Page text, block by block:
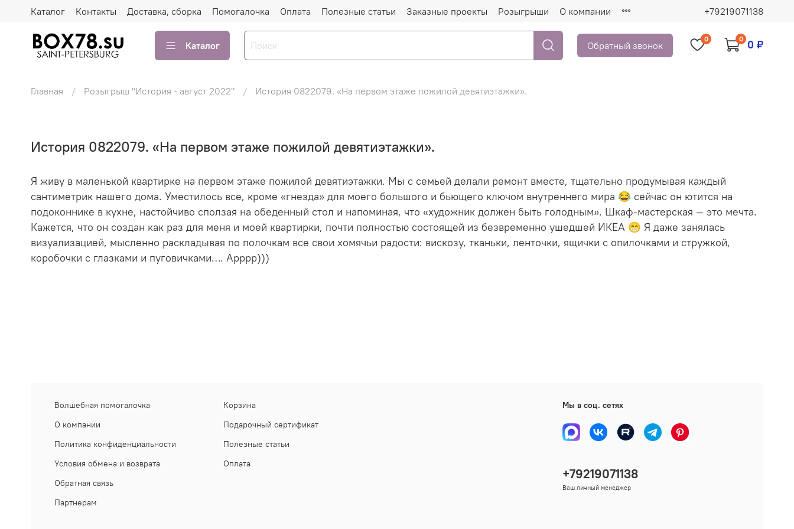
Каталог Контакты Доставка, сборка Помогалочка Оплата Полезные статьи Заказные проекты Розыгрыши О компании +79219071138
Каталог Обратный звонок
0 0 0 ₽
Главная Розыгрыш "История - август 2022" История 0822079. «На первом этаже пожилой девятиэтажки».
История 0822079. «На первом этаже пожилой девятиэтажки».
Я живу в маленькой квартирке на первом этаже пожилой девятиэтажки. Мы с семьей делали ремонт вместе, тщательно продумывая каждый
сантиметрик нашего дома. Уместилось все, кроме «гнезда» для моего большого и бьющего ключом внутреннего мира 😂 сейчас он ютится на
подоконнике в кухне, настойчиво сползая на обеденный стол и напоминая, что «художник должен быть голодным». Шкаф-мастерская — это мечта.
Кажется, что он создан как раз для меня и моей квартирки, почти полностью состоящей из безвременно ушедшей ИКЕА 😁 Я даже занялась
визуализацией, мысленно раскладывая по полочкам все свои хомячьи радости: вискозу, тканьки, ленточки, ящички с опилочками и стружкой,
коробочки с глазками и пуговичками…. Арррр)))
Волшебная помогалочка
О компании
Политика конфиденциальности
Условия обмена и возврата
Обратная связь
Партнерам
Корзина
Подарочный сертификат
Полезные статьи
Оплата
Мы в соц. сетях
+79219071138
Ваш личный менеджер